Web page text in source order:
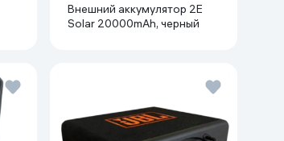
Внешний аккумулятор 2E
Solar 20000mAh, черный